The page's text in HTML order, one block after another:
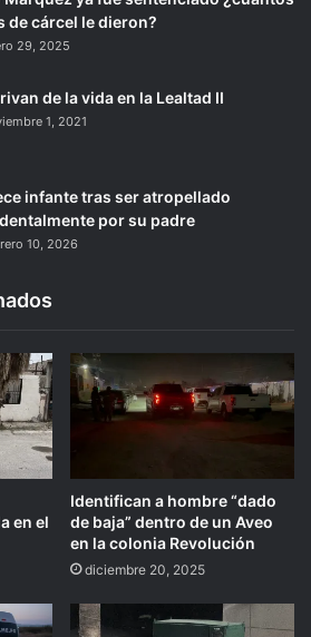
de cárcel le dieron?
29, 2025
de la vida en la Lealtad II
1, 2021
infante tras ser atropellado
por su padre
10, 2026
en el
Identifican a hombre “dado
de baja” dentro de un Aveo
en la colonia Revolución
diciembre 20, 2025